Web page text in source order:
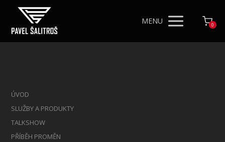
MENU 0
ÚVOD
SLUŽBY A PRODUKTY
TALKSHOW
PŘÍBĚH PROMĚN